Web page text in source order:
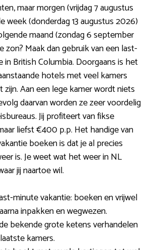
maar morgen (vrijdag 7 augustus
week (donderdag 13 augustus 2026)
maand (zondag 6 september
zon? Maak dan gebruik van een last-
in British Columbia. Doorgaans is het
hotels met veel kamers
Aan een lege kamer wordt niets
daarvan worden ze zeer voordelig
Jij profiteert van fikse
liefst €400 p.p. Het handige van
boeken is dat je al precies
is. Je weet wat het weer in NL
jij naartoe wil.
minute vakantie: boeken en vrijwel
inpakken en wegwezen.
bekende grote ketens verhandelen
kamers.